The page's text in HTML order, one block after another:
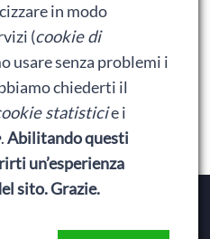
Privacy Policy
in modo
(cookie di
usare senza problemi i
chiederti il
statisticie i
.Abilitando questi
un’esperienza
sito. Grazie.